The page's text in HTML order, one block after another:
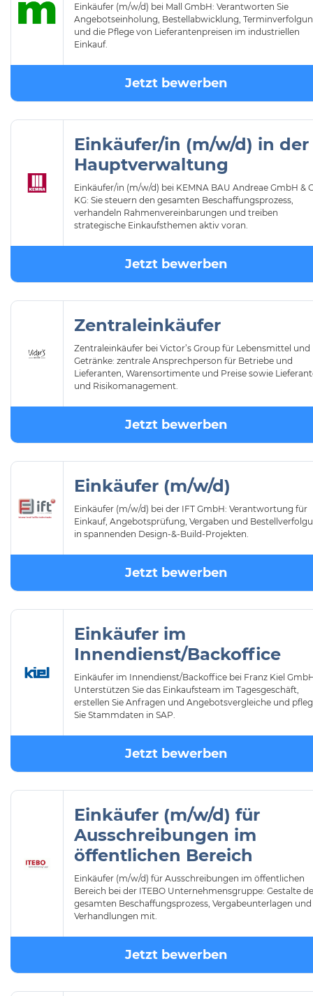
Einkäufer (m/w/d) bei Mall GmbH: Verantworten Sie
Angebotseinholung, Bestellabwicklung,
und die Pflege von Lieferantenpreisen im industriellen
Einkauf.
Jetzt bewerben
Einkäufer/in (m/w/d) in der
Hauptverwaltung
Einkäufer/in (m/w/d) bei KEMNA BAU Andreae GmbH &
KG: Sie steuern den gesamten Beschaffungsprozess,
verhandeln Rahmenvereinbarungen und treiben
strategische Einkaufsthemen aktiv voran.
Jetzt bewerben
Zentraleinkäufer
Zentraleinkäufer bei Victor’s Group für Lebensmittel und
Getränke: zentrale Ansprechperson für Betriebe und
Lieferanten, Warensortimente und Preise sowie
und Risikomanagement.
Jetzt bewerben
Einkäufer (m/w/d)
Einkäufer (m/w/d) bei der IFT GmbH: Verantwortung für
Einkauf, Angebotsprüfung, Vergaben und
in spannenden Design-&-Build-Projekten.
Jetzt bewerben
Einkäufer im
Innendienst/Backoffice
Einkäufer im Innendienst/Backoffice bei Franz Kiel
Unterstützen Sie das Einkaufsteam im Tagesgeschäft,
erstellen Sie Anfragen und Angebotsvergleiche und
Sie Stammdaten in SAP.
Jetzt bewerben
Einkäufer (m/w/d) für
Ausschreibungen im
öffentlichen Bereich
Einkäufer (m/w/d) für Ausschreibungen im öffentlichen
Bereich bei der ITEBO Unternehmensgruppe: Gestalte
gesamten Beschaffungsprozess, Vergabeunterlagen und
Verhandlungen mit.
Jetzt bewerben